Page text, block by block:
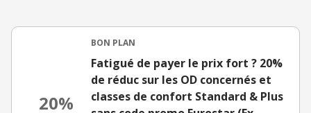
20%
BON PLAN
Fatigué de payer le prix fort ? 20%
de réduc sur les OD concernés et
classes de confort Standard & Plus